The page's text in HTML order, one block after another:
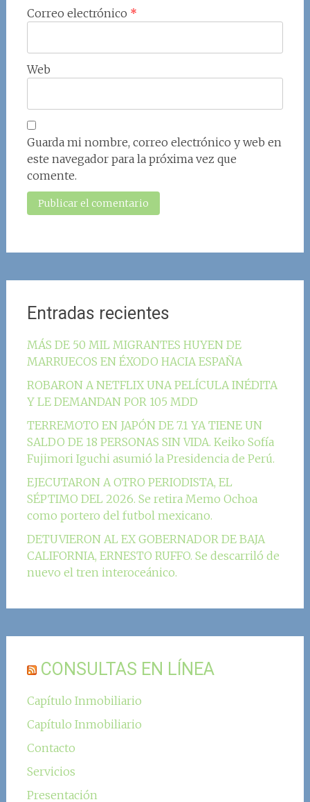
Correo electrónico *
Web
Guarda mi nombre, correo electrónico y web en
este navegador para la próxima vez que
comente.
Entradas recientes
MÁS DE 50 MIL MIGRANTES HUYEN DE
MARRUECOS EN ÉXODO HACIA ESPAÑA
ROBARON A NETFLIX UNA PELÍCULA INÉDITA
Y LE DEMANDAN POR 105 MDD
TERREMOTO EN JAPÓN DE 7.1 YA TIENE UN
SALDO DE 18 PERSONAS SIN VIDA. Keiko Sofía
Fujimori Iguchi asumió la Presidencia de Perú.
EJECUTARON A OTRO PERIODISTA, EL
SÉPTIMO DEL 2026. Se retira Memo Ochoa
como portero del futbol mexicano.
DETUVIERON AL EX GOBERNADOR DE BAJA
CALIFORNIA, ERNESTO RUFFO. Se descarriló de
nuevo el tren interoceánico.
CONSULTAS EN LÍNEA
Capítulo Inmobiliario
Capítulo Inmobiliario
Contacto
Servicios
Presentación